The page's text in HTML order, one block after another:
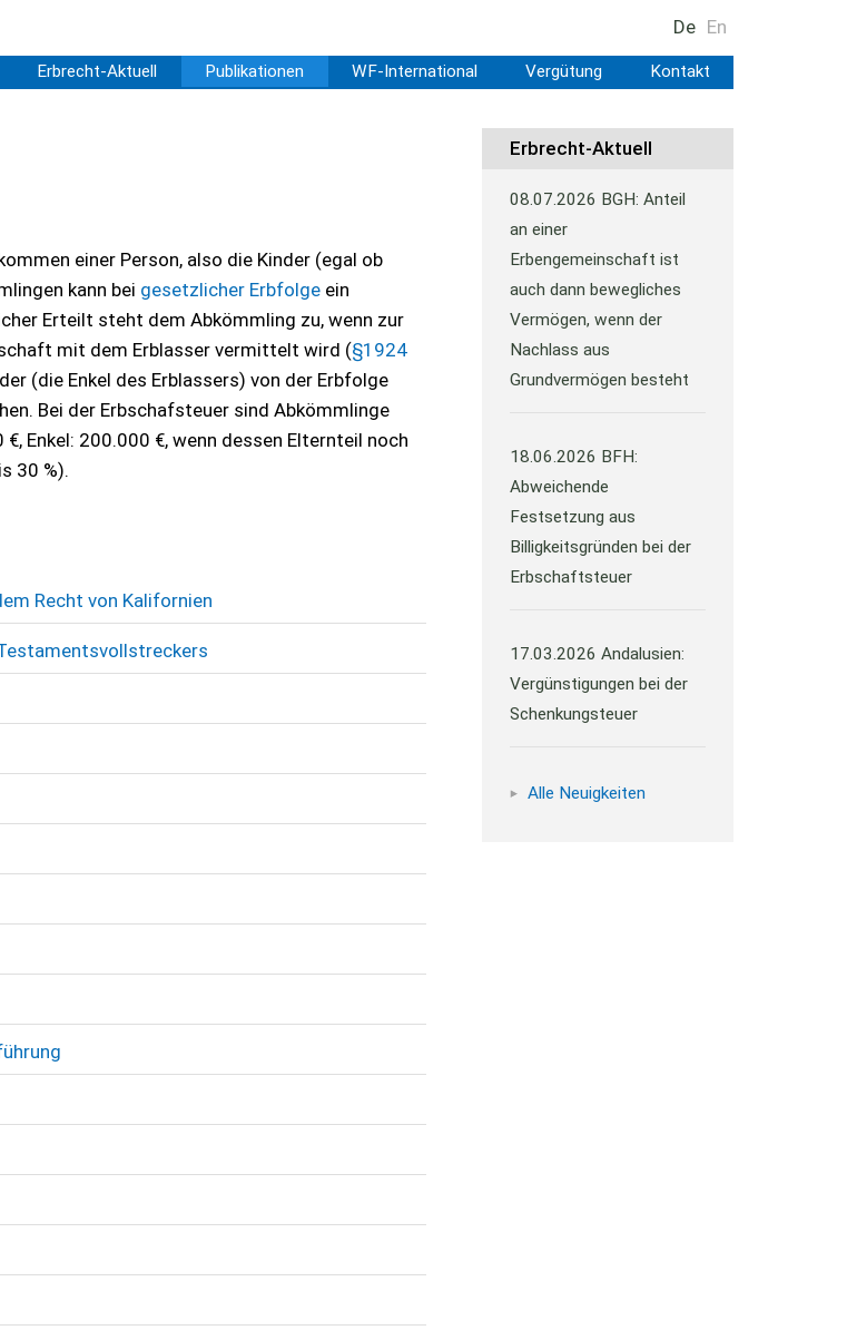
De En
Erbrecht-Aktuell Publikationen WF-International Vergütung Kontakt
einer Person, also die Kinder (egal ob
kann bei gesetzlicher Erbfolge ein
Erteilt steht dem Abkömmling zu, wenn zur
mit dem Erblasser vermittelt wird (§1924
(die Enkel des Erblassers) von der Erbfolge
Bei der Erbschafsteuer sind Abkömmlinge
Enkel: 200.000 €, wenn dessen Elternteil noch
30 %).
Recht von Kalifornien
Erbrecht-Aktuell
08.07.2026 BGH: Anteil
an einer
Erbengemeinschaft ist
auch dann bewegliches
Vermögen, wenn der
Nachlass aus
Grundvermögen besteht
18.06.2026 BFH:
Abweichende
Festsetzung aus
Billigkeitsgründen bei der
Erbschaftsteuer
17.03.2026Andalusien:
Vergünstigungen bei der
Schenkungsteuer
Alle Neuigkeiten